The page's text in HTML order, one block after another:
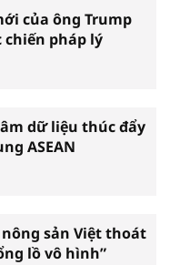
của ông Trump
chiến pháp lý
dữ liệu thúc đẩy
ASEAN
nông sản Việt thoát
lồ vô hình”